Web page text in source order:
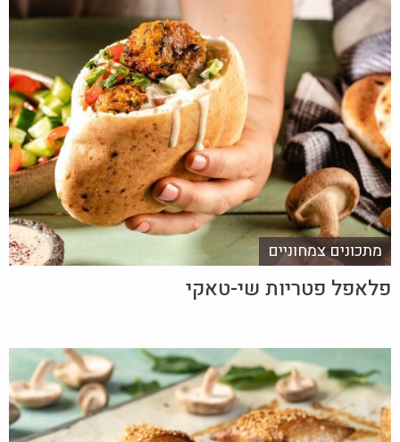
מתכונים צמחוניים
פלאפל פטריות שי-טאקי